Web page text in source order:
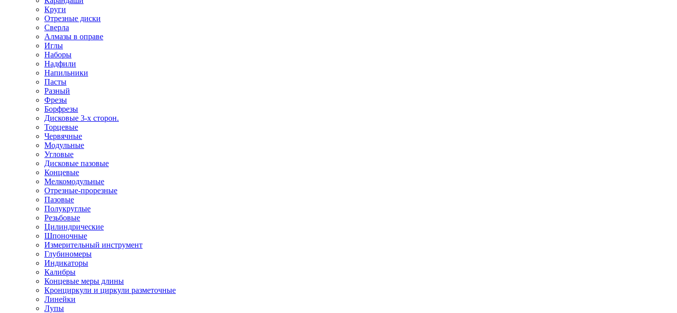
Круги
Отрезные диски
Сверла
Алмазы в оправе
Иглы
Наборы
Надфили
Напильники
Пасты
Разный
Фрезы
Борфрезы
Дисковые 3-х сторон.
Торцевые
Червячные
Модульные
Угловые
Дисковые пазовые
Концевые
Мелкомодульные
Отрезные-прорезные
Пазовые
Полукруглые
Резьбовые
Цилиндрические
Шпоночные
Измерительный инструмент
Глубиномеры
Индикаторы
Калибры
Концевые меры длины
Кронциркули и циркули разметочные
Линейки
Лупы